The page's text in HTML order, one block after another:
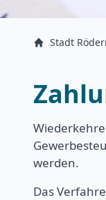
Stadt
werden.
Das